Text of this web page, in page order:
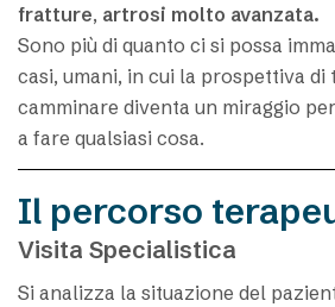
fratture, artrosi molto avanzata.
Sono più di quanto ci si possa
casi, umani, in cui la prospettiva di
camminare diventa un miraggio
a fare qualsiasi cosa.
Il percorso
Visita Specialistica
Si analizza la situazione del